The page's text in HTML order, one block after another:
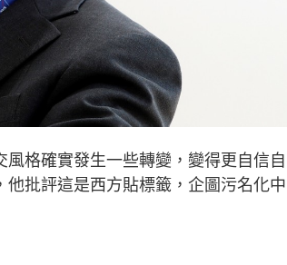
格確實發生一些轉變，變得更自信自
批評這是西方貼標籤，企圖污名化中